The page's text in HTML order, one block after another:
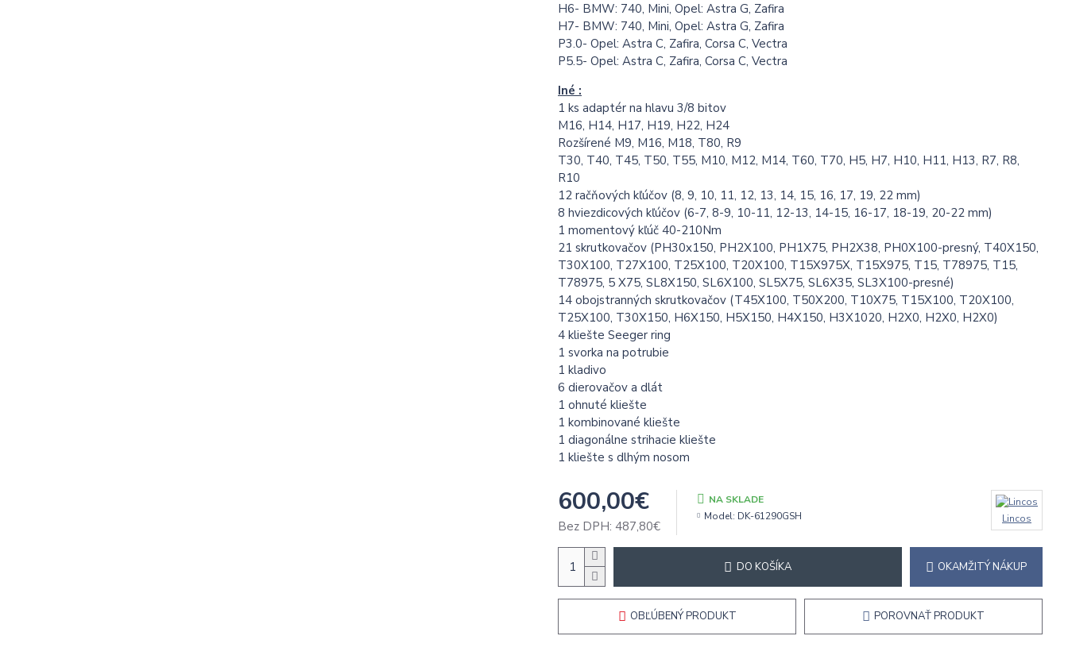
H6- BMW: 740, Mini, Opel: Astra G, Zafira
H7- BMW: 740, Mini, Opel: Astra G, Zafira
P3.0- Opel: Astra C, Zafira, Corsa C, Vectra
P5.5- Opel: Astra C, Zafira, Corsa C, Vectra
Iné :
1 ks adaptér na hlavu 3/8 bitov
M16, H14, H17, H19, H22, H24
Rozšírené M9, M16, M18, T80, R9
T30, T40, T45, T50, T55, M10, M12, M14, T60, T70, H5, H7, H10, H11, H13, R7, R8,
R10
12 račňových kľúčov (8, 9, 10, 11, 12, 13, 14, 15, 16, 17, 19, 22 mm)
8 hviezdicových kľúčov (6-7, 8-9, 10-11, 12-13, 14-15, 16-17, 18-19, 20-22 mm)
1 momentový kľúč 40-210Nm
21 skrutkovačov (PH30x150, PH2X100, PH1X75, PH2X38, PH0X100-presný, T40X150,
T30X100, T27X100, T25X100, T20X100, T15X975X, T15X975, T15, T78975, T15,
T78975, 5 X75, SL8X150, SL6X100, SL5X75, SL6X35, SL3X100-presné)
14 obojstranných skrutkovačov (T45X100, T50X200, T10X75, T15X100, T20X100,
T25X100, T30X150, H6X150, H5X150, H4X150, H3X1020, H2X0, H2X0, H2X0)
4 kliešte Seeger ring
1 svorka na potrubie
1 kladivo
6 dierovačov a dlát
1 ohnuté kliešte
1 kombinované kliešte
1 diagonálne strihacie kliešte
1 kliešte s dlhým nosom
600,00€
Bez DPH: 487,80€
NA SKLADE
Model: DK-61290GSH Lincos
DO KOŠÍKA OKAMŽITÝ NÁKUP
OBĽÚBENÝ PRODUKT POROVNAŤ PRODUKT